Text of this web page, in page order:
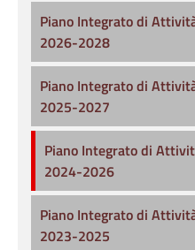
Piano Integrato di
2026-2028
Piano Integrato di
2025-2027
Piano Integrato di
2024-2026
Piano Integrato di
2023-2025